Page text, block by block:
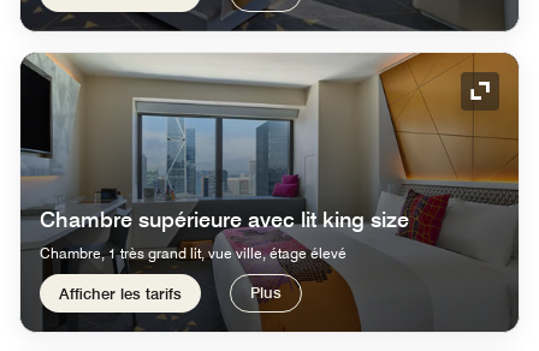
Icône
Chambre supérieure avec lit king size
Chambre, 1 très grand lit, vue ville, étage élevé
Afficher les tarifs Plus